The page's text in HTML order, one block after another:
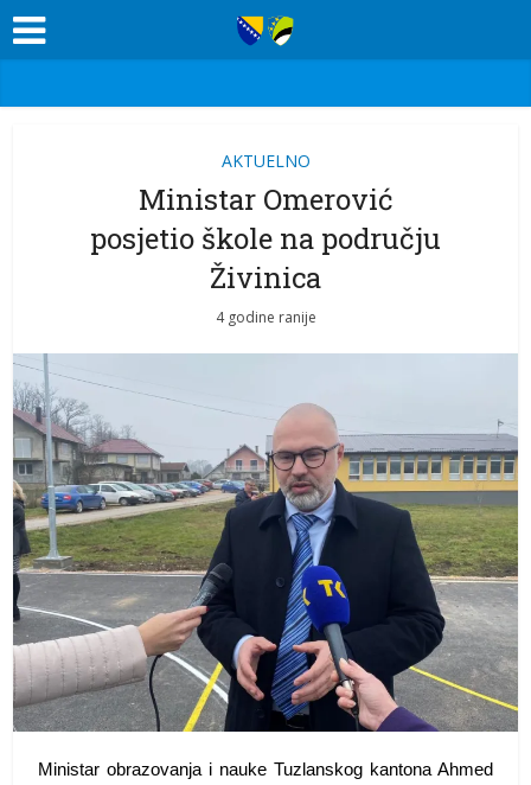
AKTUELNO
Ministar Omerović
posjetio škole na području
Živinica
4 godine ranije
Ministar obrazovanja i nauke Tuzlanskog kantona Ahmed